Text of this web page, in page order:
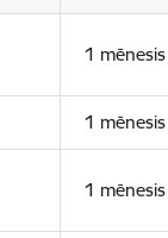
1 mēnesis
1 mēnesis
1 mēnesis